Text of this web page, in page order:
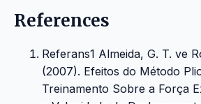
References
Referans1 Almeida, G. T. ve
(2007). Efeitos do Método
Treinamento Sobre a Força